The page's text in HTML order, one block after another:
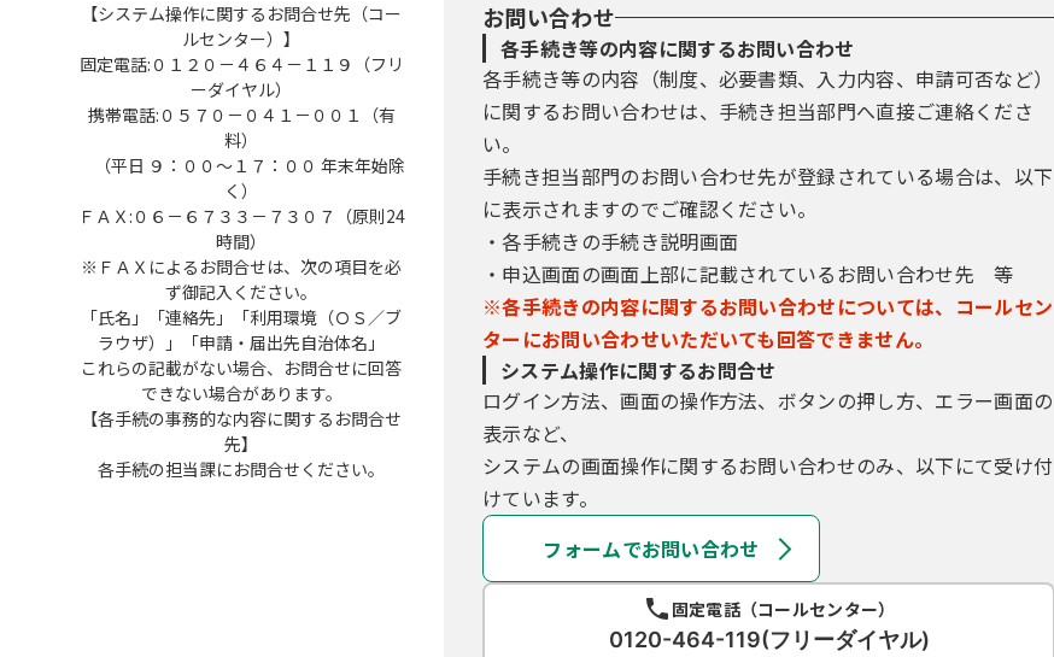
【システム操作に関するお問合せ先（コー
ルセンター）】
固定電話:０１２０－４６４－１１９（フリ
ーダイヤル）
携帯電話:０５７０－０４１－００１（有
料）
（平日 ９：００～１７：００ 年末年始除
く）
ＦＡＸ:０６－６７３３－７３０７（原則24
時間）
※ＦＡＸによるお問合せは、次の項目を必
ず御記入ください。
「氏名」「連絡先」「利用環境（ＯＳ／ブ
ラウザ）」「申請・届出先自治体名」
これらの記載がない場合、お問合せに回答
できない場合があります。
【各手続の事務的な内容に関するお問合せ
先】
各手続の担当課にお問合せください。
お問い合わせ
各手続き等の内容に関するお問い合わせ
各手続き等の内容（制度、必要書類、入力内容、申請可否など）
に関するお問い合わせは、手続き担当部門へ直接ご連絡くださ
い。
手続き担当部門のお問い合わせ先が登録されている場合は、以下
に表示されますのでご確認ください。
・各手続きの手続き説明画面
・申込画面の画面上部に記載されているお問い合わせ先 等
※各手続きの内容に関するお問い合わせについては、コールセン
ターにお問い合わせいただいても回答できません。
システム操作に関するお問合せ
ログイン方法、画面の操作方法、ボタンの押し方、エラー画面の
表示など、
システムの画面操作に関するお問い合わせのみ、以下にて受け付
けています。
フォームでお問い合わせ
固定電話（コールセンター）
0120-464-119(フリーダイヤル)